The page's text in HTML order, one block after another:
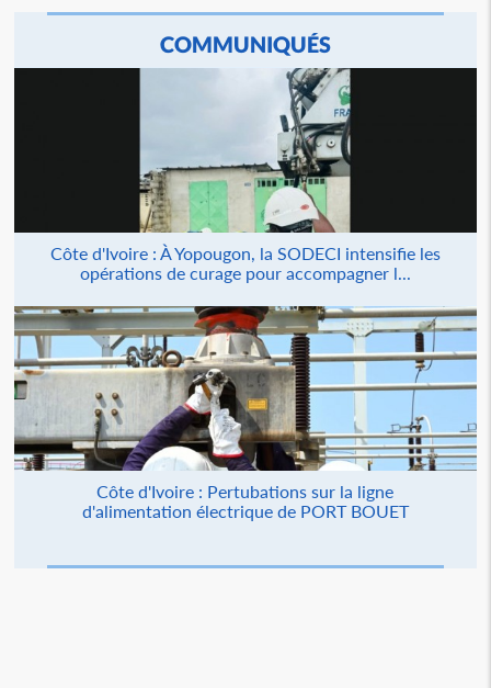
COMMUNIQUÉS
Côte d'Ivoire : À Yopougon, la SODECI intensifie les
opérations de curage pour accompagner l...
Côte d'Ivoire : Pertubations sur la ligne
d'alimentation électrique de PORT BOUET